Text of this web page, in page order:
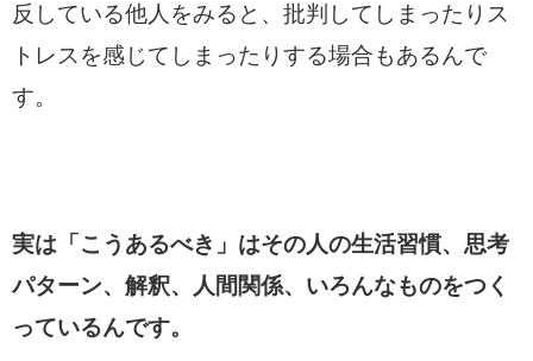
反している他人をみると、批判してしまったりス
トレスを感じてしまったりする場合もあるんで
す。
実は「こうあるべき」はその人の生活習慣、思考
パターン、解釈、人間関係、いろんなものをつく
っているんです。